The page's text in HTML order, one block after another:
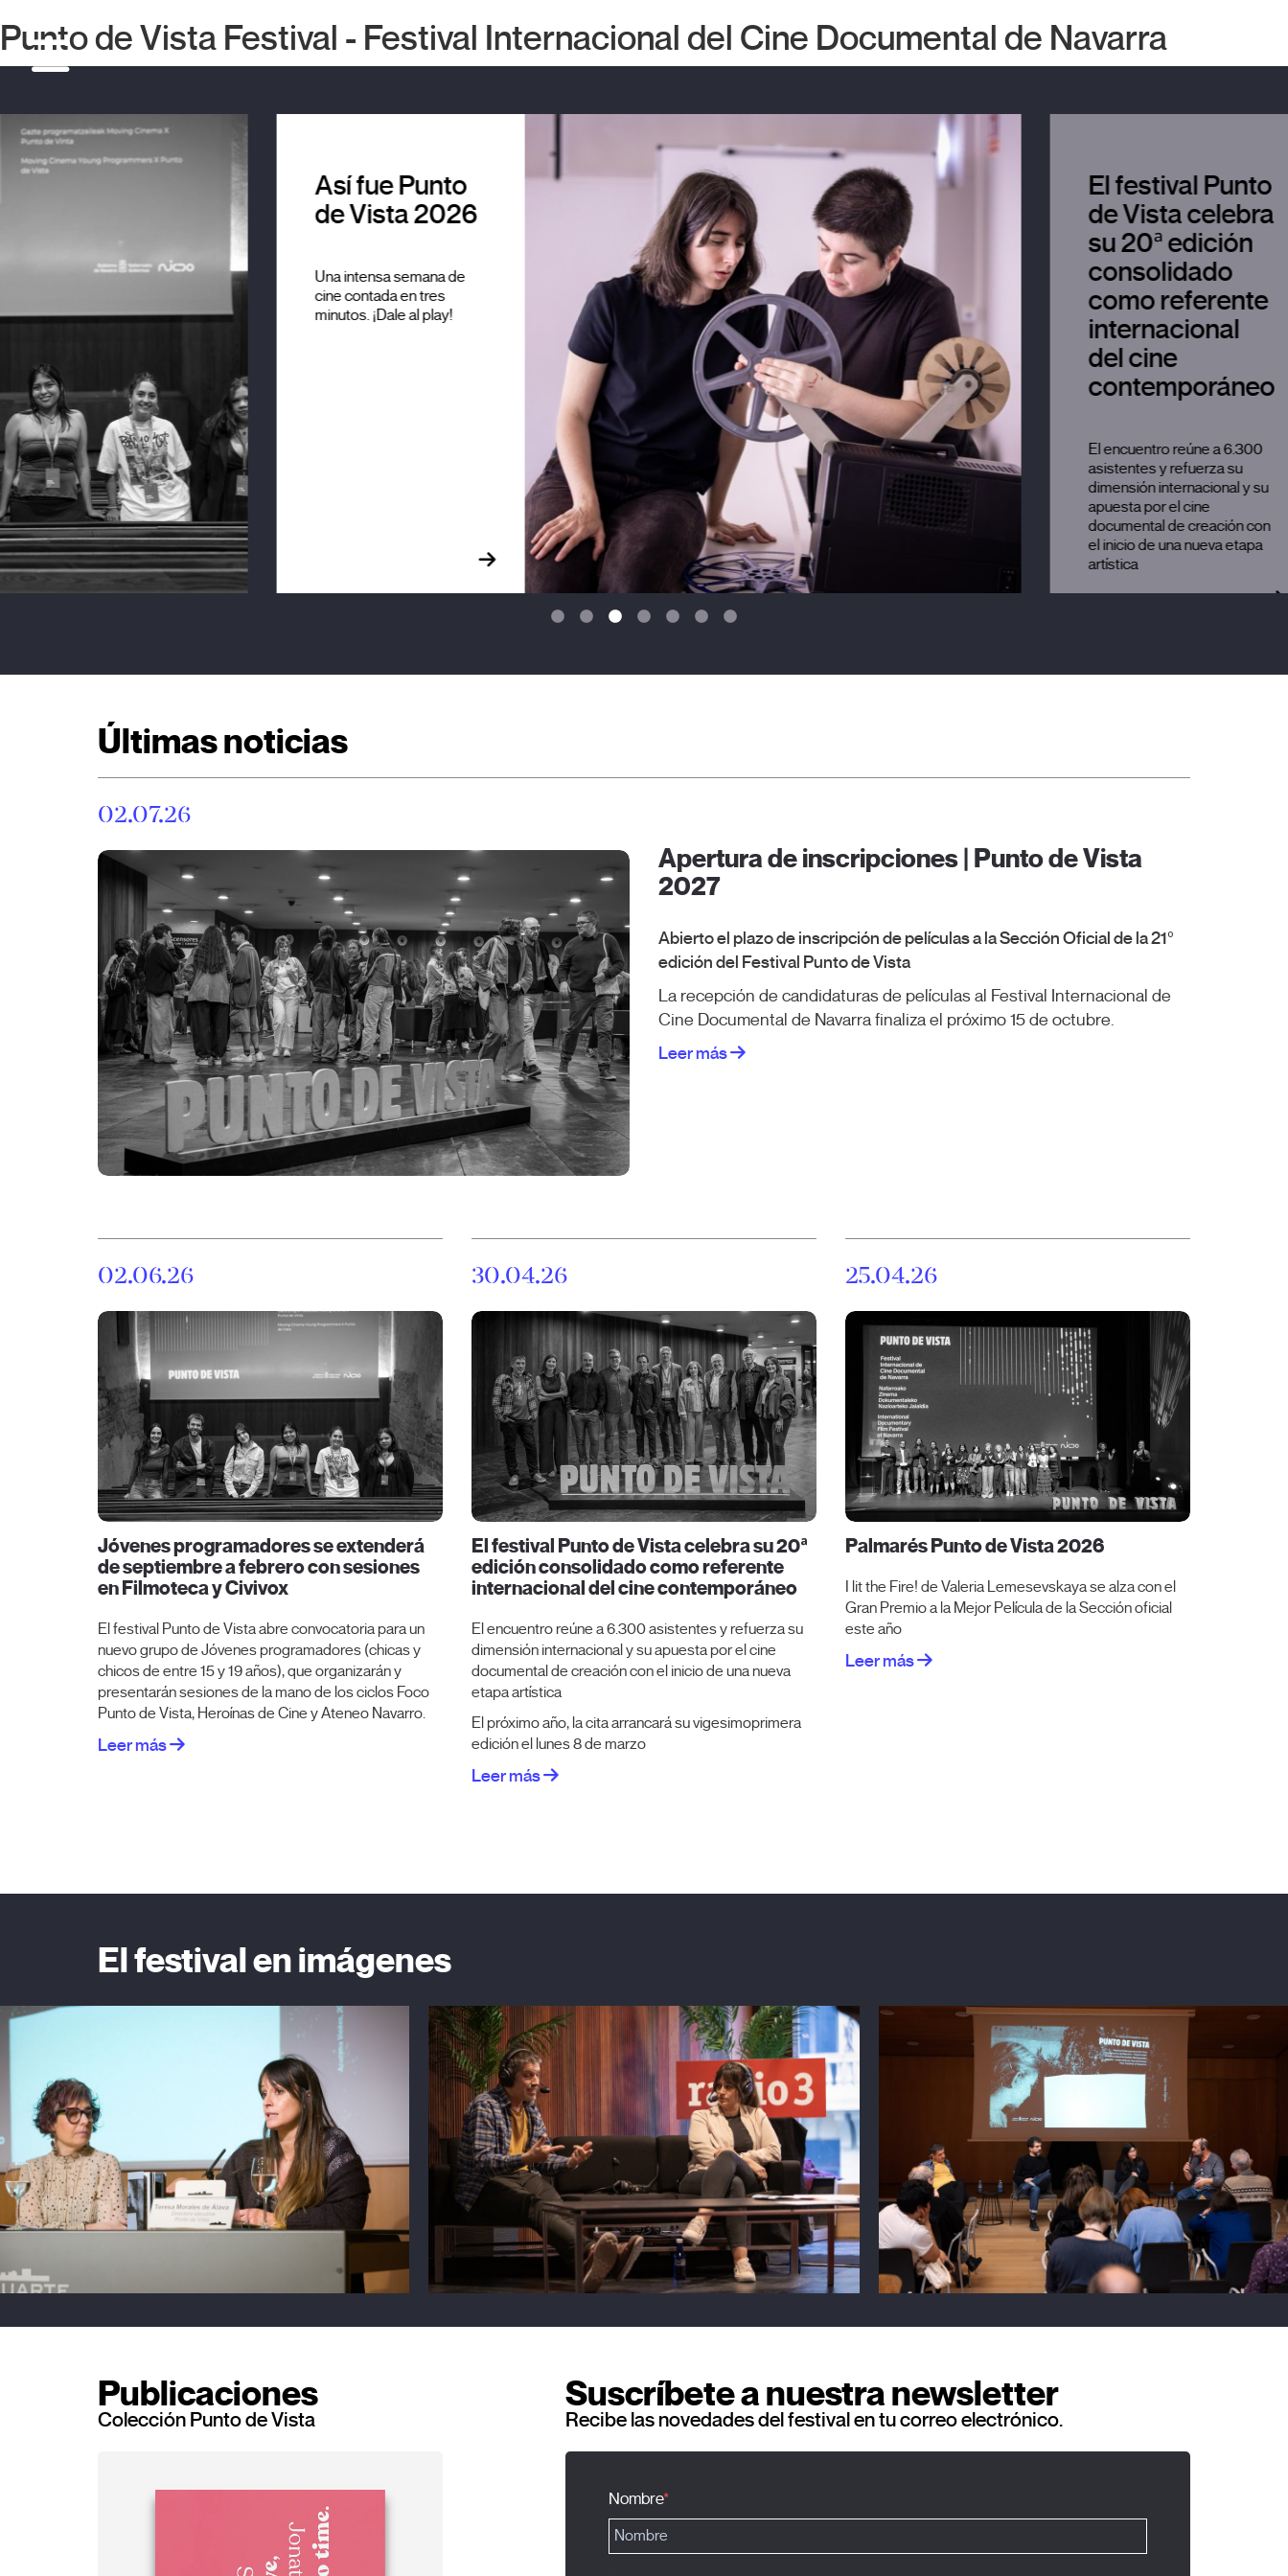
Punto de Vista Festival - Festival Internacional del Cine Documental de Navarra
Así fue Punto
de Vista 2026
Una intensa semana de
cine contada en tres
minutos. ¡Dale al play!
El festival Punto
de Vista celebra
su 20ª edición
consolidado
como referente
internacional
del cine
contemporáneo
El encuentro reúne a 6.300
asistentes y refuerza su
dimensión internacional y su
apuesta por el cine
documental de creación con
el inicio de una nueva etapa
artística
Últimas noticias
02.07.26
Apertura de inscripciones | Punto de Vista
2027
Abierto el plazo de inscripción de películas a la Sección Oficial de la 21º
edición del Festival Punto de Vista
La recepción de candidaturas de películas al Festival Internacional de
Cine Documental de Navarra finaliza el próximo 15 de octubre.
Leer más
02.06.26
Jóvenes programadores se extenderá
de septiembre a febrero con sesiones
en Filmoteca y Civivox
El festival Punto de Vista abre convocatoria para un
nuevo grupo de Jóvenes programadores (chicas y
chicos de entre 15 y 19 años), que organizarán y
presentarán sesiones de la mano de los ciclos Foco
Punto de Vista, Heroínas de Cine y Ateneo Navarro.
Leer más
30.04.26
El festival Punto de Vista celebra su 20ª
edición consolidado como referente
internacional del cine contemporáneo
El encuentro reúne a 6.300 asistentes y refuerza su
dimensión internacional y su apuesta por el cine
documental de creación con el inicio de una nueva
etapa artística
El próximo año, la cita arrancará su vigesimoprimera
edición el lunes 8 de marzo
Leer más
25.04.26
Palmarés Punto de Vista 2026
I lit the Fire! de Valeria Lemesevskaya se alza con el
Gran Premio a la Mejor Película de la Sección oficial
este año
Leer más
El festival en imágenes
Publicaciones
Colección Punto de Vista
Suscríbete a nuestra newsletter
Recibe las novedades del festival en tu correo electrónico.
Nombre